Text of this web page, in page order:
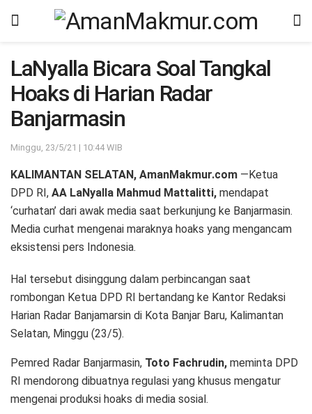
LaNyalla Bicara Soal Tangkal
Hoaks di Harian Radar
Banjarmasin
Minggu, 23/5/21 | 10:44 WIB
KALIMANTAN SELATAN, AmanMakmur.com —Ketua
DPD RI, AA LaNyalla Mahmud Mattalitti, mendapat
‘curhatan’ dari awak media saat berkunjung ke Banjarmasin.
Media curhat mengenai maraknya hoaks yang mengancam
eksistensi pers Indonesia.
Hal tersebut disinggung dalam perbincangan saat
rombongan Ketua DPD RI bertandang ke Kantor Redaksi
Harian Radar Banjamarsin di Kota Banjar Baru, Kalimantan
Selatan, Minggu (23/5).
Pemred Radar Banjarmasin, Toto Fachrudin, meminta DPD
RI mendorong dibuatnya regulasi yang khusus mengatur
mengenai produksi hoaks di media sosial.